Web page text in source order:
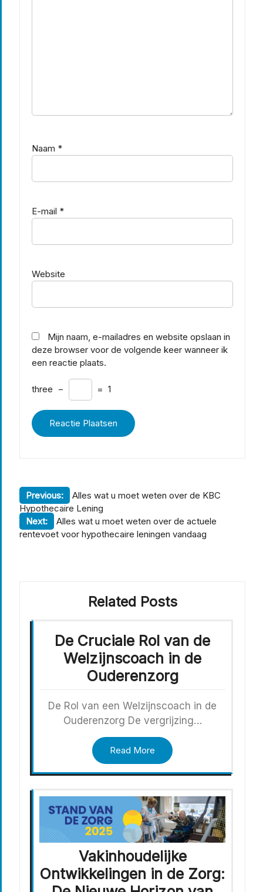
Naam *
E-mail *
Website
Mijn naam, e-mailadres en website opslaan in
deze browser voor de volgende keer wanneer ik
een reactie plaats.
three − = 1
Berichtnavigatie
Previous:
Alles wat u moet weten over de KBC
Hypothecaire Lening
Next:
Alles wat u moet weten over de actuele
rentevoet voor hypothecaire leningen vandaag
Related Posts
De Cruciale Rol van de
Welzijnscoach in de
Ouderenzorg
De Rol van een Welzijnscoach in de
Ouderenzorg De vergrijzing…
Read More
Vakinhoudelijke
Ontwikkelingen in de Zorg: